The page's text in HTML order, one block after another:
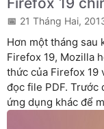
21 Tháng Hai,
Hơn một tháng sau
Firefox 19, Mozilla
thức của Firefox 19
đọc file PDF.
ứng dụng khác để